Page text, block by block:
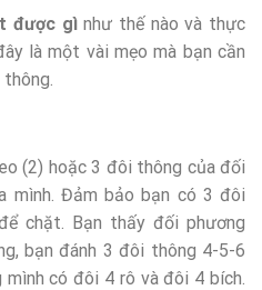
được gìnhư thế nào và thực
là một vài mẹo mà bạn cần
(2) hoặc 3 đôi thông của đối
mình. Đảm bảo bạn có 3 đôi
chặt. Bạn thấy đối phương
bạn đánh 3 đôi thông 4-5-6
có đôi 4 rô và đôi 4 bích.